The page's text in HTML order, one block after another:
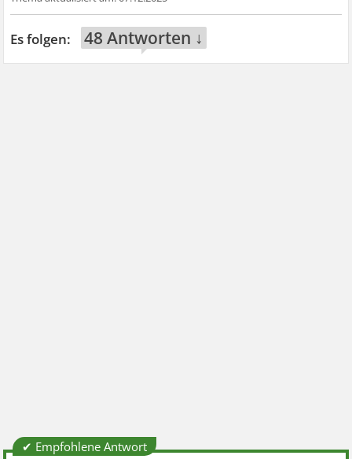
48 Antworten ↓
✔ Empfohlene Antwort